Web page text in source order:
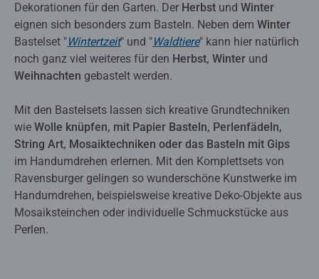
Dekorationen für den Garten. Der Herbst und Winter
eignen sich besonders zum Basteln. Neben dem Winter
Bastelset "Wintertzeit" und "Waldtiere" kann hier natürlich
noch ganz viel weiteres für den Herbst, Winter und
Weihnachten gebastelt werden.
Mit den Bastelsets lassen sich kreative Grundtechniken
wie Wolle knüpfen, mit Papier Basteln, Perlenfädeln,
String Art, Mosaiktechniken oder das Basteln mit Gips
im Handumdrehen erlernen. Mit den Komplettsets von
Ravensburger gelingen so wunderschöne Kunstwerke im
Handumdrehen, beispielsweise kreative Deko-Objekte aus
Mosaiksteinchen oder individuelle Schmuckstücke aus
Perlen.